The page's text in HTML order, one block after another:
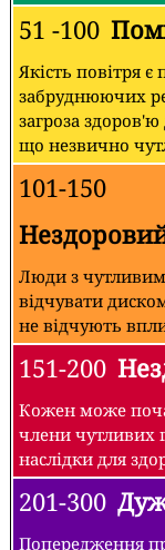
51 -100
Якість повітря
забруднюючих
загроза
що незвично
101-150
Люди з
відчувати
не відчують
151-200
Кожен може
члени чутливих
наслідки для
201-300
Попередження